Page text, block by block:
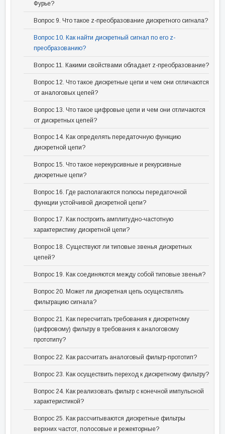
Фурье?
Вопрос 9. Что такое z-преобразование дискретного сигнала?
Вопрос 10. Как найти дискретный сигнал по его z-
преобразованию?
Вопрос 11. Какими свойствами обладает z-преобразование?
Вопрос 12. Что такое дискретные цепи и чем они отличаются
от аналоговых цепей?
Вопрос 13. Что такое цифровые цепи и чем они отличаются
от дискретных цепей?
Вопрос 14. Как определять передаточную функцию
дискретной цепи?
Вопрос 15. Что такое нерекурсивные и рекурсивные
дискретные цепи?
Вопрос 16. Где располагаются полюсы передаточной
функции устойчивой дискретной цепи?
Вопрос 17. Как построить амплитудно-частотную
характеристику дискретной цепи?
Вопрос 18. Существуют ли типовые звенья дискретных
цепей?
Вопрос 19. Как соединяются между собой типовые звенья?
Вопрос 20. Может ли дискретная цепь осуществлять
фильтрацию сигнала?
Вопрос 21. Как пересчитать требования к дискретному
(цифровому) фильтру в требования к аналоговому
прототипу?
Вопрос 22. Как рассчитать аналоговый фильтр-прототип?
Вопрос 23. Как осуществить переход к дискретному фильтру?
Вопрос 24. Как реализовать фильтр с конечной импульсной
характеристикой?
Вопрос 25. Как рассчитываются дискретные фильтры
верхних частот, полосовые и режекторные?